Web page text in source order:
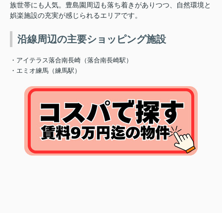
族世帯にも人気。豊島園周辺も落ち着きがありつつ、自然環境と
娯楽施設の充実が感じられるエリアです。
沿線周辺の主要ショッピング施設
・アイテラス落合南長崎（落合南長崎駅）
・エミオ練馬（練馬駅）